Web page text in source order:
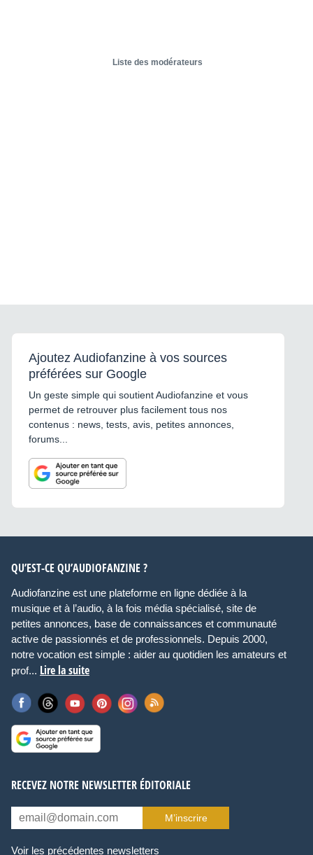
Liste des modérateurs
Ajoutez Audiofanzine à vos sources
préférées sur Google
Un geste simple qui soutient Audiofanzine et vous
permet de retrouver plus facilement tous nos
contenus : news, tests, avis, petites annonces,
forums...
QU’EST-CE QU’AUDIOFANZINE ?
Audiofanzine est une plateforme en ligne dédiée à la
musique et à l’audio, à la fois média spécialisé, site de
petites annonces, base de connaissances et communauté
active de passionnés et de professionnels. Depuis 2000,
notre vocation est simple : aider au quotidien les amateurs et
prof... Lire la suite
RECEVEZ NOTRE NEWSLETTER ÉDITORIALE
M’inscrire
Voir les précédentes newsletters